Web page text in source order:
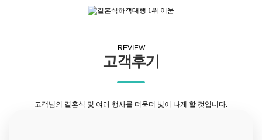
REVIEW
고객후기
고객님의 결혼식 및 여러 행사를 더욱더 빛이 나게 할 것입니다.